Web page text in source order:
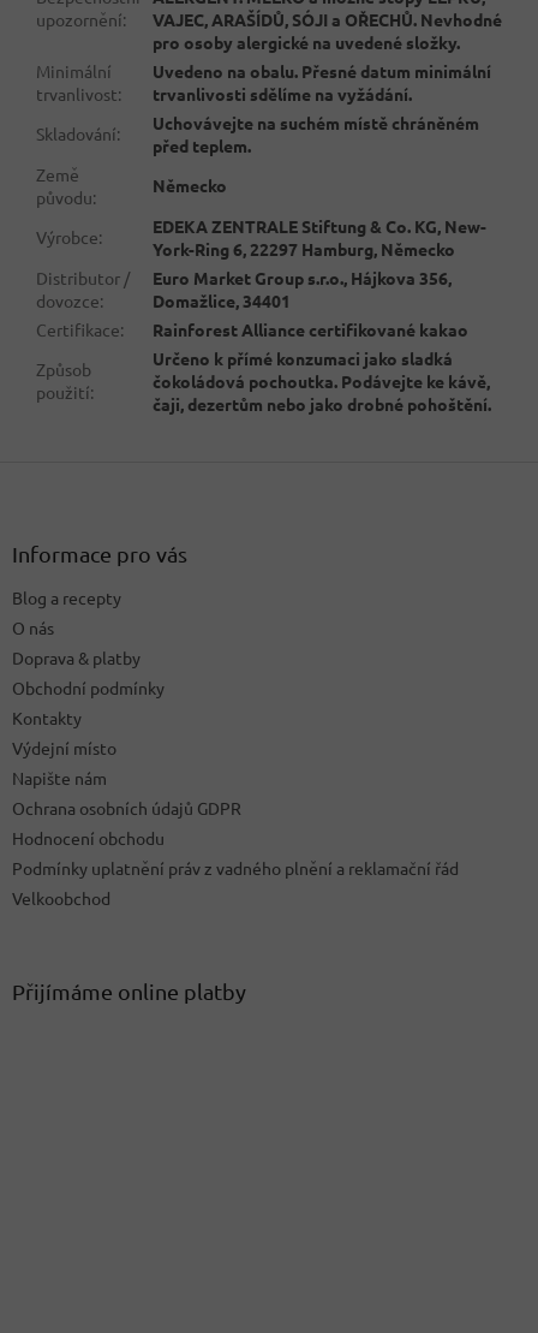
upozornění:
VAJEC, ARAŠÍDŮ, SÓJI a OŘECHŮ. Nevhodné
pro osoby alergické na uvedené složky.
Minimální
trvanlivost:
Uvedeno na obalu. Přesné datum minimální
trvanlivosti sdělíme na vyžádání.
Skladování:
Uchovávejte na suchém místě chráněném
před teplem.
Země
původu:
Německo
Výrobce:
EDEKA ZENTRALE Stiftung & Co. KG, New-
York-Ring 6, 22297 Hamburg, Německo
Distributor /
dovozce:
Euro Market Group s.r.o., Hájkova 356,
Domažlice, 34401
Certifikace:
Rainforest Alliance certifikované kakao
Způsob
použití:
Určeno k přímé konzumaci jako sladká
čokoládová pochoutka. Podávejte ke kávě,
čaji, dezertům nebo jako drobné pohoštění.
Informace pro vás
Blog a recepty
O nás
Doprava & platby
Obchodní podmínky
Kontakty
Výdejní místo
Napište nám
Ochrana osobních údajů GDPR
Hodnocení obchodu
Podmínky uplatnění práv z vadného plnění a reklamační řád
Velkoobchod
Přijímáme online platby